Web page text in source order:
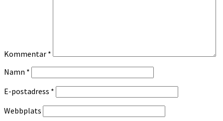
Kommentar *
Namn *
E-postadress *
Webbplats